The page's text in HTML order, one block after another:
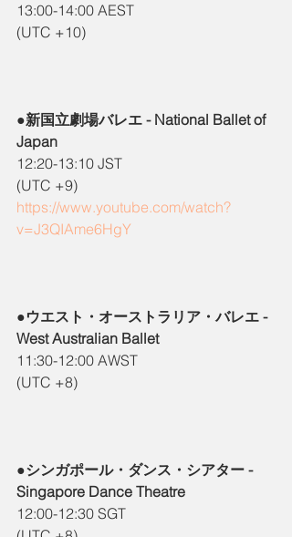
13:00-14:00 AEST
(UTC +10)
●新国立劇場バレエ - National Ballet of
Japan
12:20-13:10 JST
(UTC +9)
https://www.youtube.com/watch?
v=J3QIAme6HgY
●ウエスト・オーストラリア・バレエ -
West Australian Ballet
11:30-12:00 AWST
(UTC +8)
●シンガポール・ダンス・シアター -
Singapore Dance Theatre
12:00-12:30 SGT